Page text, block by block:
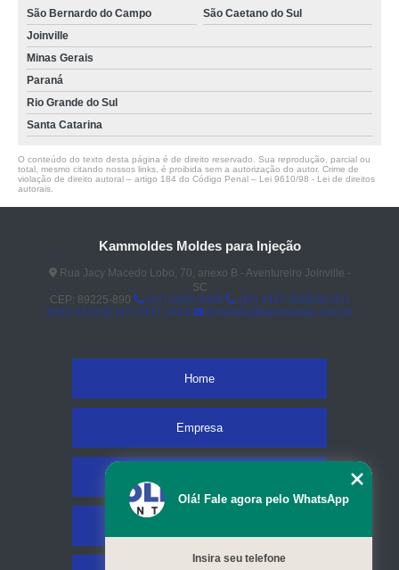
São Bernardo do Campo
São Caetano do Sul
Joinville
Minas Gerais
Paraná
Rio Grande do Sul
Santa Catarina
O conteúdo do texto desta página é de direito reservado. Sua reprodução, parcial ou
total, mesmo citando nossos links, é proibida sem a autorização do autor. Crime de
violação de direito autoral – artigo 184 do Código Penal – Lei 9610/98 - Lei de direitos
autorais
Kammoldes Moldes para Injeção
Rua Jacy Macedo Lobo, 70, anexo B - Aventureiro Joinville -
SC
CEP: 89225-890
(47) 3425-4098 (47) 3427-3206
(47)
3437-2419
(47) 3437-2419 fernando@kammoldes.com.br
Home
Empresa
Olá! Fale agora pelo WhatsApp
Insira seu telefone